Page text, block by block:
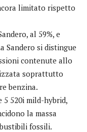
limitato rispetto
al 59%, e
Sandero si distingue
contenute allo
soprattutto
benzina.
520i mild-hybrid,
la massa
fossili.